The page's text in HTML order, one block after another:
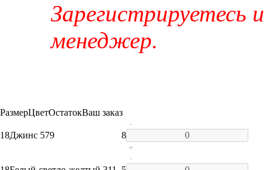
Зарегистрируетесь
менеджер.
РазмерЦветОстатокВаш заказ
18Джинс 579 8
-
+
-